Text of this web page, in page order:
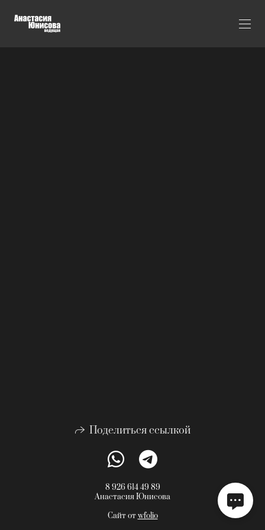
Поделиться ссылкой
8 926 614 49 89
Анастасия Юнисова
Сайт отwfolio